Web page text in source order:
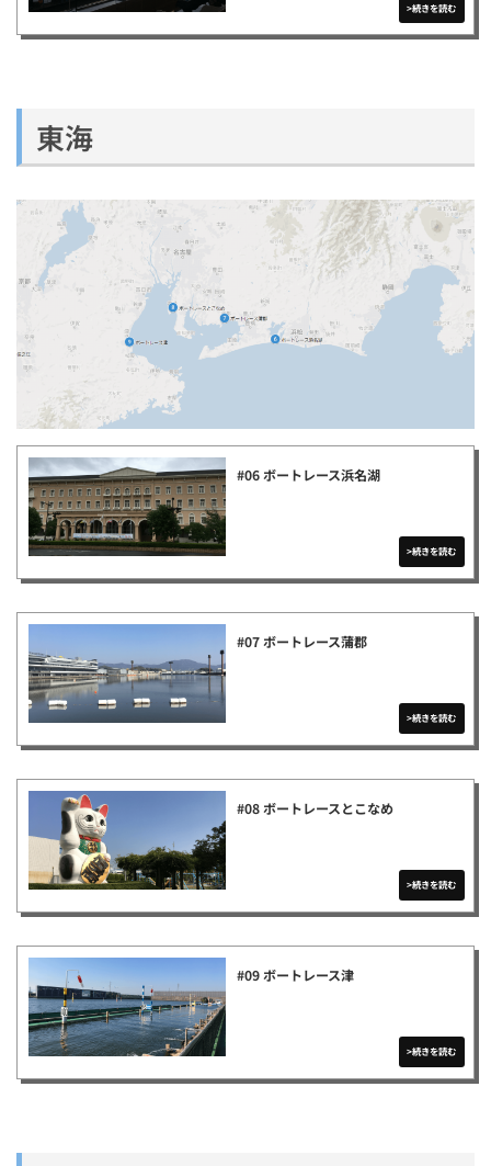
東海
#06 ボートレース浜名湖
#07 ボートレース蒲郡
#08 ボートレースとこなめ
#09 ボートレース津